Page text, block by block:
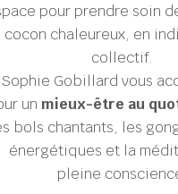
pour prendre soin
cocon chaleureux, en
collectif.
Sophie Gobillard vous
un mieux-être au
bols chantants, les
énergétiques et la
pleine